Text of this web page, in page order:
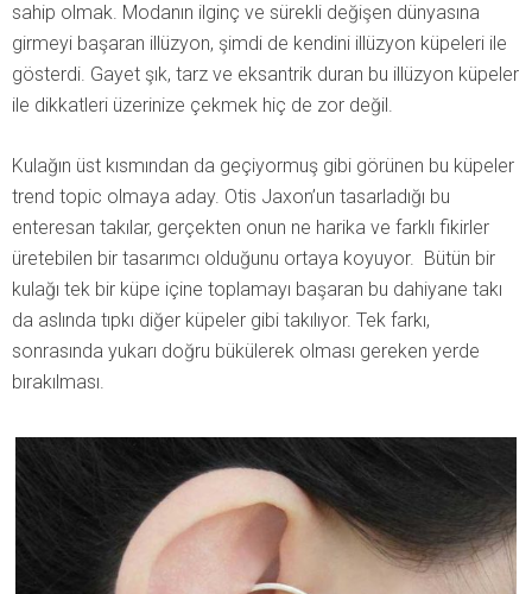
sahip olmak. Modanın ilginç ve sürekli değişen dünyasına
girmeyi başaran illüzyon, şimdi de kendini illüzyon küpeleri ile
gösterdi. Gayet şık, tarz ve eksantrik duran bu illüzyon küpeler
ile dikkatleri üzerinize çekmek hiç de zor değil.
Kulağın üst kısmından da geçiyormuş gibi görünen bu küpeler
trend topic olmaya aday. Otis Jaxon’un tasarladığı bu
enteresan takılar, gerçekten onun ne harika ve farklı fikirler
üretebilen bir tasarımcı olduğunu ortaya koyuyor. Bütün bir
kulağı tek bir küpe içine toplamayı başaran bu dahiyane takı
da aslında tıpkı diğer küpeler gibi takılıyor. Tek farkı,
sonrasında yukarı doğru bükülerek olması gereken yerde
bırakılması.